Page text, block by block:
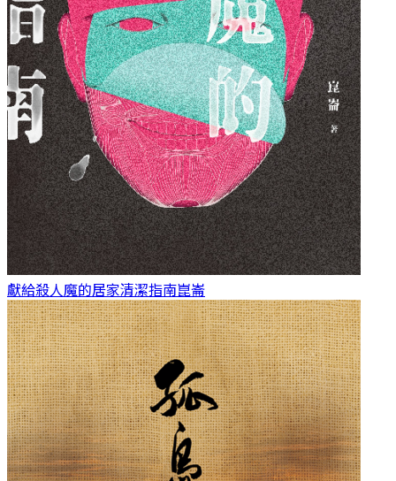
獻給殺人魔的居家清潔指南崑崙